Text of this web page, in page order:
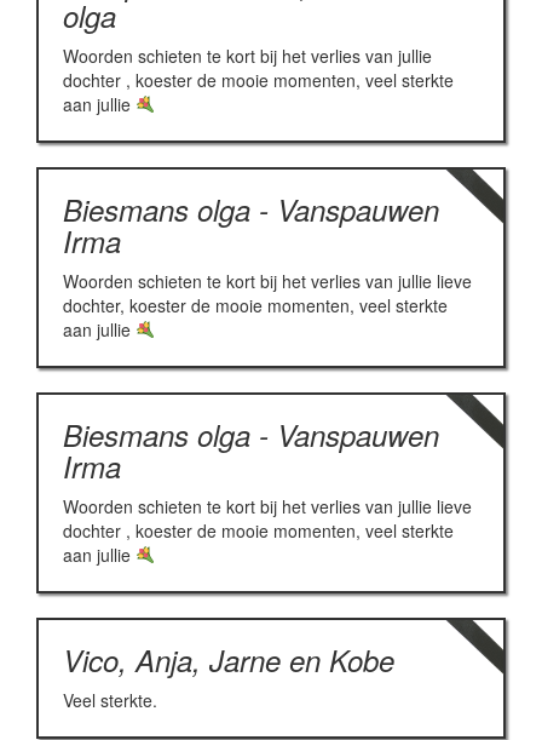
olga
Woorden schieten te kort bij het verlies van jullie
dochter , koester de mooie momenten, veel sterkte
aan jullie
Biesmans olga - Vanspauwen
Irma
Woorden schieten te kort bij het verlies van jullie lieve
dochter, koester de mooie momenten, veel sterkte
aan jullie
Biesmans olga - Vanspauwen
Irma
Woorden schieten te kort bij het verlies van jullie lieve
dochter , koester de mooie momenten, veel sterkte
aan jullie
Vico, Anja, Jarne en Kobe
Veel sterkte.